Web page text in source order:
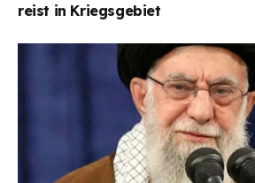
reist in Kriegsgebiet